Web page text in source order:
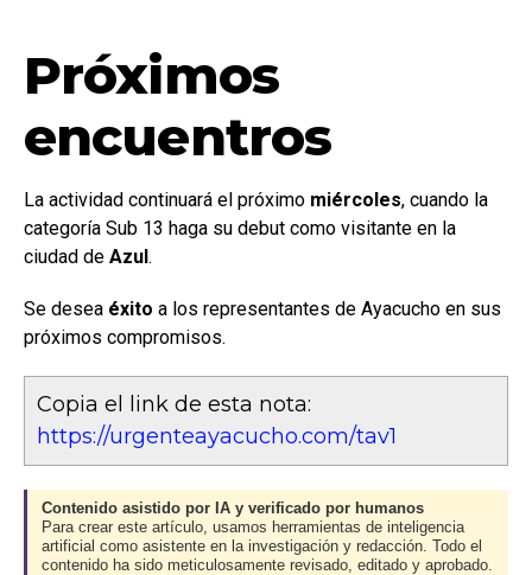
Próximos
encuentros
La actividad continuará el próximo miércoles, cuando la
categoría Sub 13 haga su debut como visitante en la
ciudad de Azul.
Se desea éxito a los representantes de Ayacucho en sus
próximos compromisos.
Copia el link de esta nota:
https://urgenteayacucho.com/tav1
Contenido asistido por IA y verificado por humanos
Para crear este artículo, usamos herramientas de inteligencia
artificial como asistente en la investigación y redacción. Todo el
contenido ha sido meticulosamente revisado, editado y aprobado.